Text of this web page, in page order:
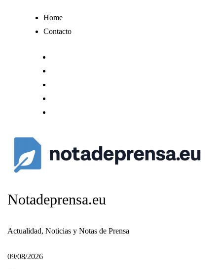
Home
Contacto
Notadeprensa.eu
Actualidad, Noticias y Notas de Prensa
09/08/2026